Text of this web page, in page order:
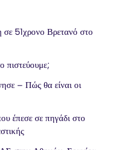
σε 51χρονο Βρετανό στο
πιστεύουμε;
– Πώς θα είναι οι
έπεσε σε πηγάδι στο